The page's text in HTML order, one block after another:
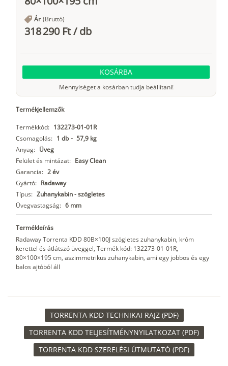
Ár (Bruttó)
318 290 Ft/db
KOSÁRBA
Mennyiséget a kosárban tudja beállítani!
Termékjellemzők
Termékkód: 132273-01-01R
Csomagolás: 1 db - 57,9 kg
Anyag: Üveg
Felület és mintázat: Easy Clean
Garancia: 2 év
Gyártó: Radaway
Típus: Zuhanykabin - szögletes
Üvegvastagság: 6 mm
Termékleírás
Radaway Torrenta KDD 80B×100J szögletes zuhanykabin, króm
kerettel és átlátszó üveggel, Termék kód: 132273-01-01R,
80×100×195 cm, aszimmetrikus zuhanykabin, ami egy jobbos és egy
balos ajtóból áll
TORRENTA KDD TECHNIKAI RAJZ (PDF)
TORRENTA KDD TELJESÍTMÉNYNYILATKOZAT (PDF)
TORRENTA KDD SZERELÉSI ÚTMUTATÓ (PDF)